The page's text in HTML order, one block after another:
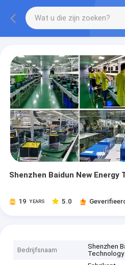
Shenzhen Baidun New Energy
19 YEARS 5.0
Bedrijfsnaam
Shenzhen
Technology